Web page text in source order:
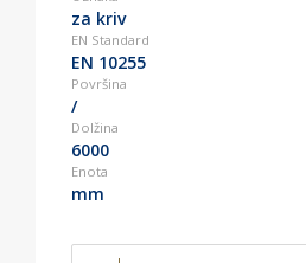
za kriv
EN Standard
EN 10255
Površina
/
Dolžina
6000
Enota
mm